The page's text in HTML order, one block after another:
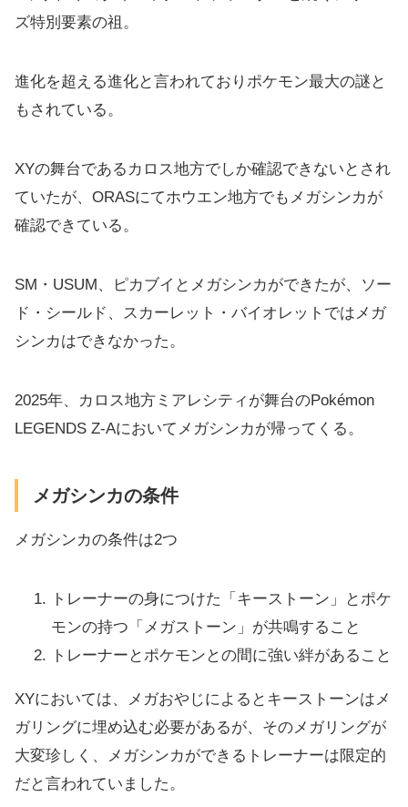
ズ特別要素の祖。
進化を超える進化と言われておりポケモン最大の謎と
もされている。
XYの舞台であるカロス地方でしか確認できないとされ
ていたが、ORASにてホウエン地方でもメガシンカが
確認できている。
SM・USUM、ピカブイとメガシンカができたが、ソー
ド・シールド、スカーレット・バイオレットではメガ
シンカはできなかった。
2025年、カロス地方ミアレシティが舞台のPokémon
LEGENDS Z-Aにおいてメガシンカが帰ってくる。
メガシンカの条件
メガシンカの条件は2つ
トレーナーの身につけた「キーストーン」とポケ
モンの持つ「メガストーン」が共鳴すること
トレーナーとポケモンとの間に強い絆があること
XYにおいては、メガおやじによるとキーストーンはメ
ガリングに埋め込む必要があるが、そのメガリングが
大変珍しく、メガシンカができるトレーナーは限定的
だと言われていました。